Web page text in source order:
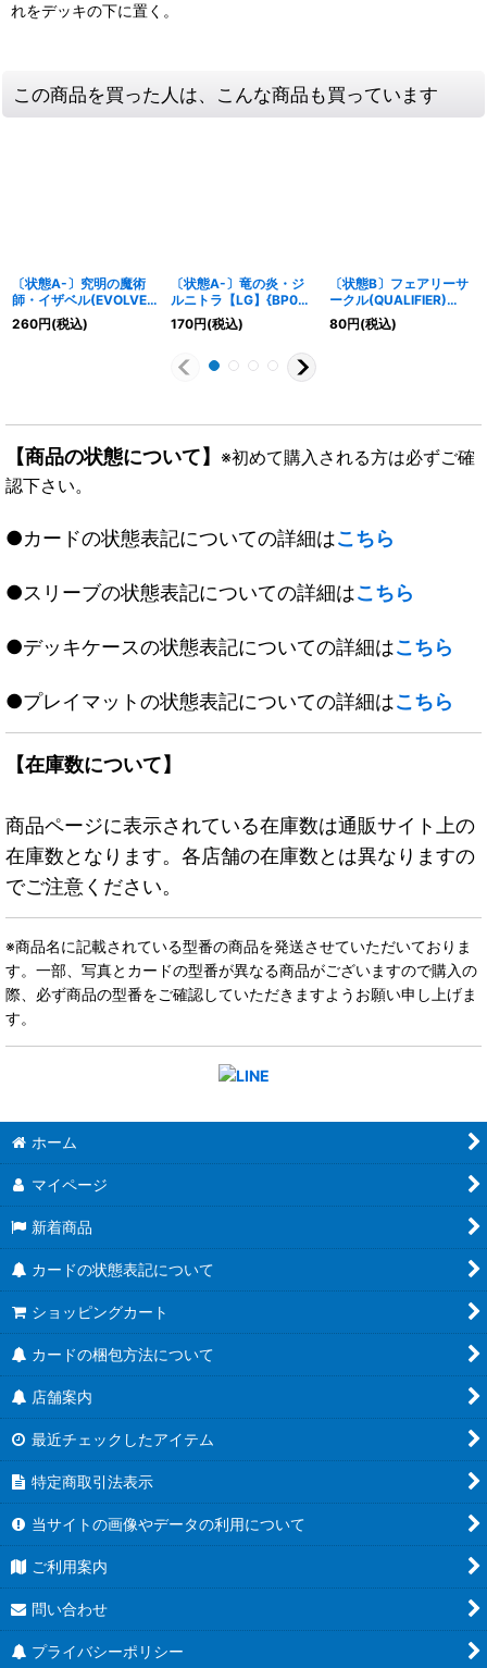
れをデッキの下に置く。
この商品を買った人は、こんな商品も買っています
〔状態A-〕究明の魔術
師・イザベル(EVOLVE)
【LG】{BP17-038}《ウ
ィッチ》
260円(税込)
〔状態A-〕竜の炎・ジ
ルニトラ【LG】{BP09-
054}《ドラゴン》
170円(税込)
〔状態B〕フェアリーサ
ークル(QUALIFIER)
【PR】{PR-042}《エル
フ》
80円(税込)
【商品の状態について】 ※初めて購入される方は必ずご確
認下さい。
●カードの状態表記についての詳細はこちら
●スリーブの状態表記についての詳細はこちら
●デッキケースの状態表記についての詳細はこちら
●プレイマットの状態表記についての詳細はこちら
【在庫数について】
商品ページに表示されている在庫数は通販サイト上の
在庫数となります。各店舗の在庫数とは異なりますの
でご注意ください。
※商品名に記載されている型番の商品を発送させていただいておりま
す。一部、写真とカードの型番が異なる商品がございますので購入の
際、必ず商品の型番をご確認していただきますようお願い申し上げま
す。
ホーム
マイページ
新着商品
カードの状態表記について
ショッピングカート
カードの梱包方法について
店舗案内
最近チェックしたアイテム
特定商取引法表示
当サイトの画像やデータの利用について
ご利用案内
問い合わせ
プライバシーポリシー